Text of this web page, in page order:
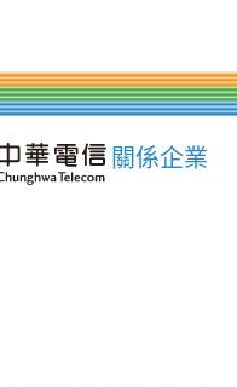
關係企業